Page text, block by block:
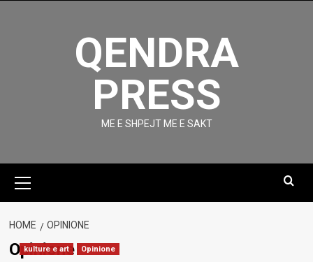
QENDRA
PRESS
ME E SHPEJT ME E SAKT
Menu
HOME OPINIONE
Opinione
kulture e art Opinione